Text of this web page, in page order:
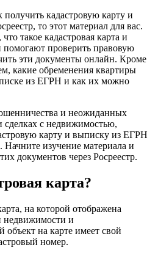
получить кадастровую карту и
то этот материал для вас.
такое кадастровая карта и
проверить правовую
эти документы онлайн. Кроме
какие обременения квартиры
из ЕГРН и как их можно
и неожиданных
с недвижимостью,
карту и выписку из ЕГРН
изучение материала и
документов через Росреестр.
карта?
на которой отображена
недвижимости и
на карте имеет свой
номер.